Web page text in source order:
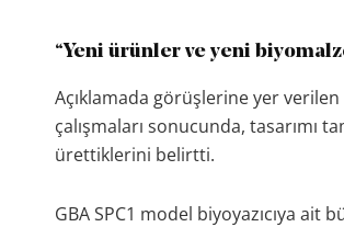
“Yeni ürünler ve yeni
Açıklamada görüşlerine yer
çalışmaları sonucunda, tasarımı
ürettiklerini belirtti.
GBA SPC1 model biyoyazıcıya ait